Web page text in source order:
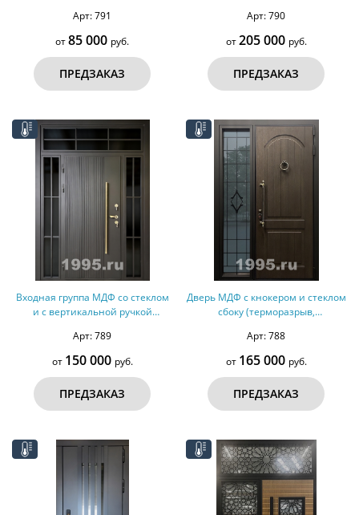
Арт: 791
от85 000 руб.
ПРЕДЗАКАЗ
Арт: 790
от205 000 руб.
ПРЕДЗАКАЗ
Входная группа МДФ со стеклом
и с вертикальной ручкой
Арт: 789
от 150 000 руб.
ПРЕДЗАКАЗ
Дверь МДФ с кнокером и стеклом
сбоку (терморазрыв,
Арт: 788
от 165 000 руб.
ПРЕДЗАКАЗ